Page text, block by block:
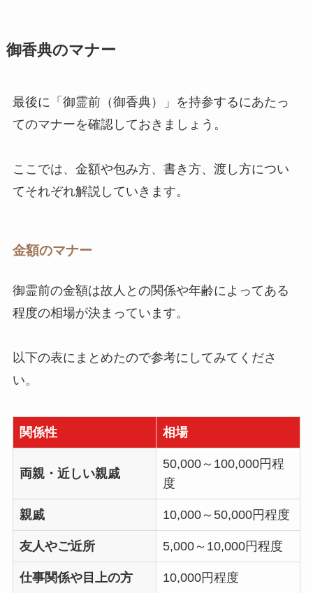
御香典のマナー
最後に「御霊前（御香典）」を持参するにあたっ
てのマナーを確認しておきましょう。
ここでは、金額や包み方、書き方、渡し方につい
てそれぞれ解説していきます。
金額のマナー
御霊前の金額は故人との関係や年齢によってある
程度の相場が決まっています。
以下の表にまとめたので参考にしてみてくださ
い。
関係性 相場
両親・近しい親戚
50,000～100,000円程
度
親戚 10,000～50,000円程度
友人やご近所 5,000～10,000円程度
仕事関係や目上の方 10,000円程度